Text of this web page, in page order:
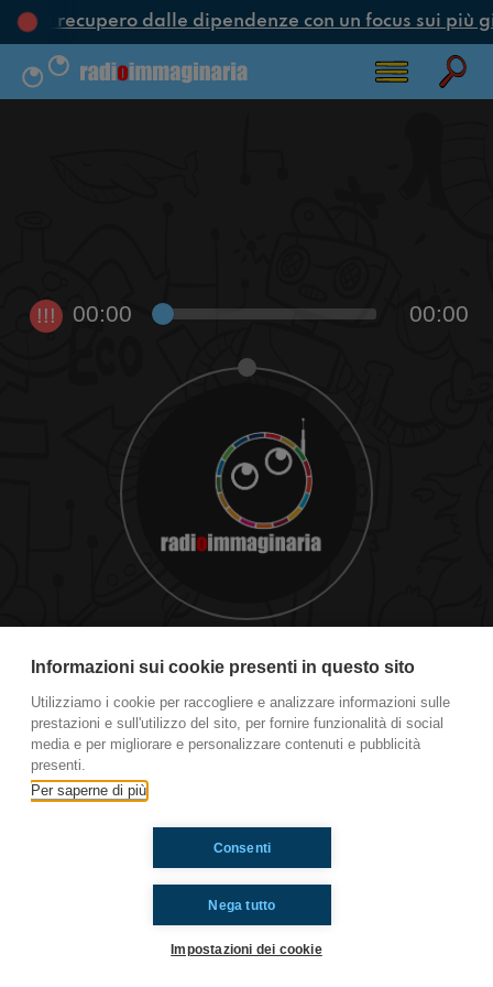
e recupero dalle dipendenze con un focus sui più
!!! 00:00 00:00
Il Nostro Gala
Ti è piaciuto? Condividilo!
Informazioni sui cookie presenti in questo sito
Utilizziamo i cookie per raccogliere e analizzare informazioni sulle
prestazioni e sull'utilizzo del sito, per fornire funzionalità di social
media e per migliorare e personalizzare contenuti e pubblicità
presenti.
Per saperne di più
Nega tutto
Consenti
Impostazioni dei cookie